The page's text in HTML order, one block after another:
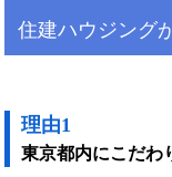
住建ハウジング
理由1
東京都内にこだわ